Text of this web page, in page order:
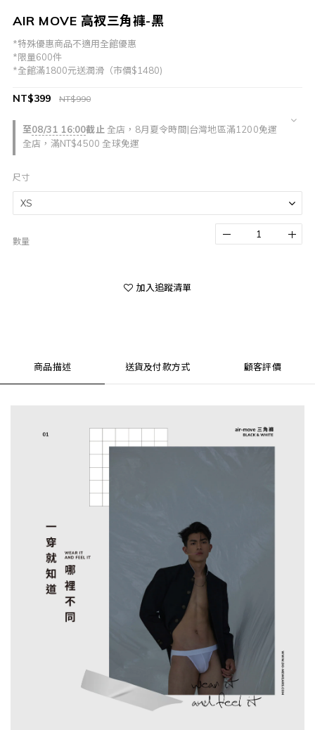
AIR MOVE 高衩三角褲-黑
*特殊優惠商品不適用全館優惠
*限量600件
*全館滿1800元送潤滑（市價$1480)
至08/31 16:00截止 全店，8月夏令時間|台灣地區滿1200免運
全店，滿NT$4500 全球免運
NT$990
NT$399
尺寸
數量
加入追蹤清單
商品描述 送貨及付款方式 顧客評價